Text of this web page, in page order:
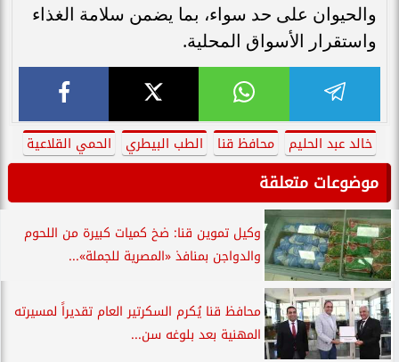
والحيوان على حد سواء، بما يضمن سلامة الغذاء
واستقرار الأسواق المحلية.
خالد عبد الحليم محافظ قنا الطب البيطري الحمي القلاعية
موضوعات متعلقة
وكيل تموين قنا: ضخ كميات كبيرة من اللحوم
والدواجن بمنافذ «المصرية للجملة»...
محافظ قنا يُكرم السكرتير العام تقديراً لمسيرته
المهنية بعد بلوغه سن...